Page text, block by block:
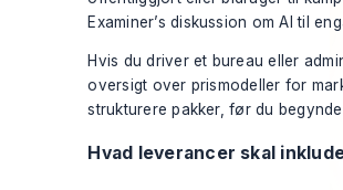
Examiner’s diskussion om AI til
Hvis du driver et bureau eller
oversigt over prismodeller for
strukturere pakker, før du
Hvad leverancer skal